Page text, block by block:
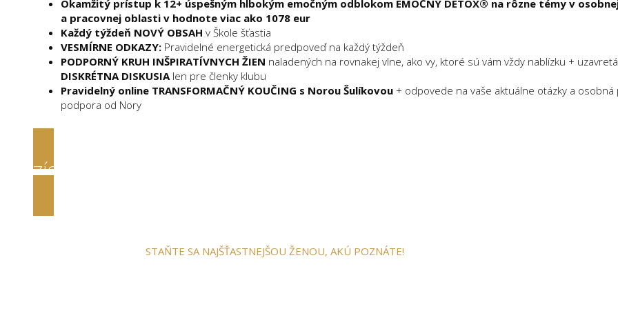
Okamžitý prístup k 12+ úspešným hlbokým emočným odblokom EMOČNÝ DETOX® na rôzne témy v
a pracovnej oblasti v hodnote viac ako 1078 eur
Každý týždeň NOVÝ OBSAH v Škole šťastia
VESMÍRNE ODKAZY: Pravidelné energetická predpoveď na každý týždeň
PODPORNÝ KRUH INŠPIRATÍVNYCH ŽIEN naladených na rovnakej vlne, ako vy, ktoré sú vám vždy nablízku + uzavretá
DISKRÉTNA DISKUSIAlen pre členky klubu
Pravidelný online TRANSFORMAČNÝ KOUČING s Norou Šulíkovou + odpovede na vaše aktuálne otázky a osobná
podpora od Nory
ZÍSKAŤ OKAMŽITÝ PRÍSTUP
STAŇTE SA NAJŠŤASTNEJŠOU ŽENOU, AKÚ POZNÁTE!